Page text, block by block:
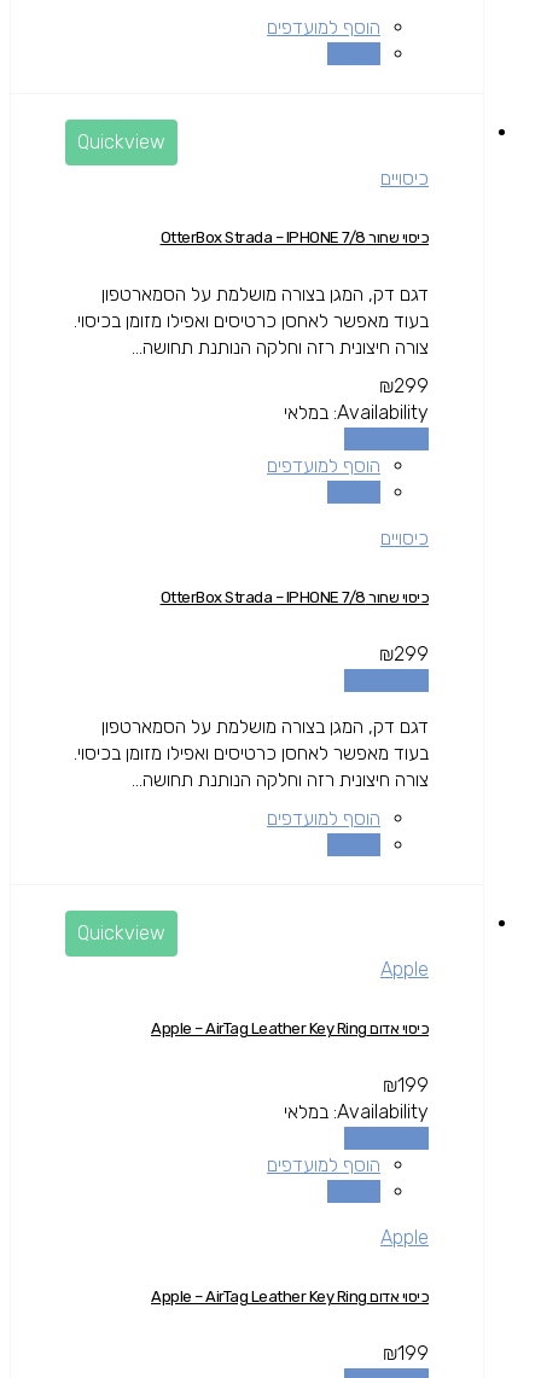
הוסף למועדפים
Quickview
כיסויים
כיסוי שחור OtterBox Strada – IPHONE 7/8
דגם דק, המגן בצורה מושלמת על הסמארטפון
בעוד מאפשר לאחסן כרטיסים ואפילו מזומן בכיסוי.
צורה חיצונית רזה וחלקה הנותנת תחושה...
₪299
Availability: במלאי
הוסף למועדפים
כיסויים
כיסוי שחור OtterBox Strada – IPHONE 7/8
₪299
דגם דק, המגן בצורה מושלמת על הסמארטפון
בעוד מאפשר לאחסן כרטיסים ואפילו מזומן בכיסוי.
צורה חיצונית רזה וחלקה הנותנת תחושה...
הוסף למועדפים
Quickview
Apple
כיסוי אדום Apple – AirTag Leather Key Ring
₪199
Availability: במלאי
הוסף למועדפים
Apple
כיסוי אדום Apple – AirTag Leather Key Ring
₪199